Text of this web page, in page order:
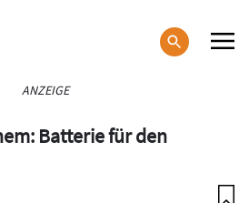
ANZEIGE
Batterie für den